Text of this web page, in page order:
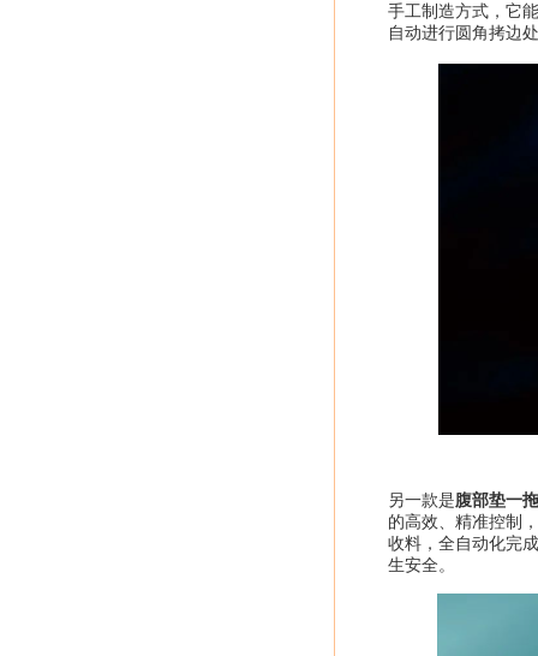
手工制造方式，它
自动进行圆角拷边
另一款是腹部垫一
的高效、精准控制
收料，全自动化完
生安全。